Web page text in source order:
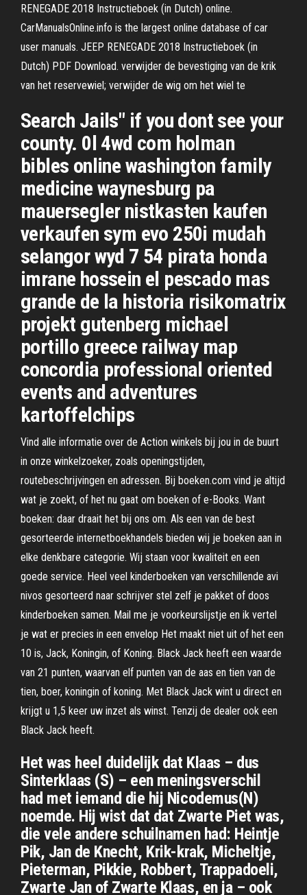
RENEGADE 2018 Instructieboek (in Dutch) online.
CarManualsOnline.info is the largest online database of car
user manuals. JEEP RENEGADE 2018 Instructieboek (in
Dutch) PDF Download. verwijder de bevestiging van de krik
van het reservewiel; verwijder de wig om het wiel te
Search Jails" if you dont see your
county. 0l 4wd com holman
bibles online washington family
medicine waynesburg pa
mauersegler nistkasten kaufen
verkaufen sym evo 250i mudah
selangor wyd 7 54 pirata honda
imrane hossein el pescado mas
grande de la historia risikomatrix
projekt gutenberg michael
portillo greece railway map
concordia professional oriented
events and adventures
kartoffelchips
Vind alle informatie over de Action winkels bij jou in de buurt
in onze winkelzoeker, zoals openingstijden,
routebeschrijvingen en adressen. Bij boeken.com vind je altijd
wat je zoekt, of het nu gaat om boeken of e-Books. Want
boeken: daar draait het bij ons om. Als een van de best
gesorteerde internetboekhandels bieden wij je boeken aan in
elke denkbare categorie. Wij staan voor kwaliteit en een
goede service. Heel veel kinderboeken van verschillende avi
nivos gesorteerd naar schrijver stel zelf je pakket of doos
kinderboeken samen. Mail me je voorkeurslijstje en ik vertel
je wat er precies in een envelop Het maakt niet uit of het een
10 is, Jack, Koningin, of Koning. Black Jack heeft een waarde
van 21 punten, waarvan elf punten van de aas en tien van de
tien, boer, koningin of koning. Met Black Jack wint u direct en
krijgt u 1,5 keer uw inzet als winst. Tenzij de dealer ook een
Black Jack heeft.
Het was heel duidelijk dat Klaas – dus
Sinterklaas (S) – een meningsverschil
had met iemand die hij Nicodemus(N)
noemde. Hij wist dat dat Zwarte Piet was,
die vele andere schuilnamen had: Heintje
Pik, Jan de Knecht, Krik-krak, Micheltje,
Pieterman, Pikkie, Robbert, Trappadoeli,
Zwarte Jan of Zwarte Klaas, en ja – ook